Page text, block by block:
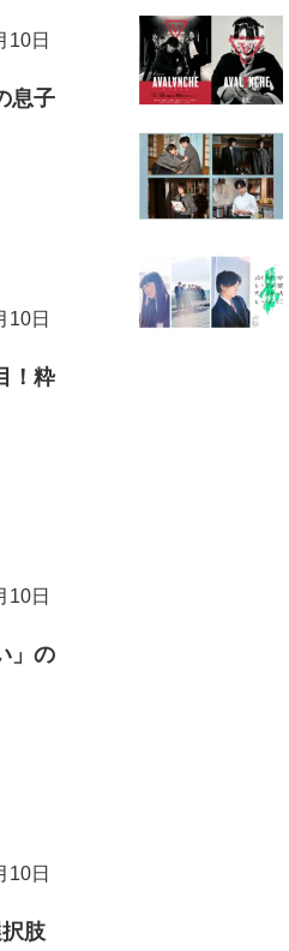
10日
息子
10日
！粋
10日
」の
10日
肢